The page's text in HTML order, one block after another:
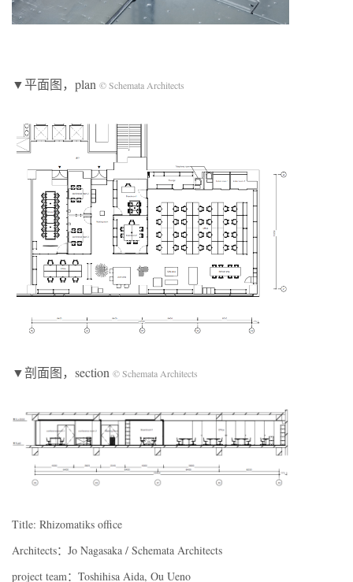
▼平面图，plan © Schemata Architects
▼剖面图，section © Schemata Architects
Title: Rhizomatiks office
Architects：Jo Nagasaka / Schemata Architects
project team：Toshihisa Aida, Ou Ueno